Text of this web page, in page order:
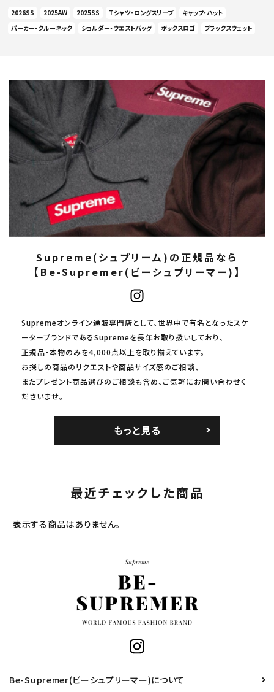
2026SS 2025AW 2025SS Tシャツ・ロングスリーブ
キャップ・ハット
パーカー・クルーネック
ショルダー・ウエストバッグ ボックスロゴ ブラックスウェット
Supreme(シュプリーム)の正規品なら
【Be-Supremer(ビーシュプリーマー)】
Supremeオンライン通販専門店として、世界中で有名となったスケ
ーターブランドであるSupremeを長年お取り扱いしており、
正規品・本物のみを4,000点以上を取り揃えています。
お探しの商品のリクエストや商品サイズ感のご相談、
またプレゼント商品選びのご相談も含め、ご気軽にお問い合わせく
ださいませ。
もっと見る
最近チェックした商品
表示する商品はありません。
Be-Supremer(ビーシュプリーマー)について